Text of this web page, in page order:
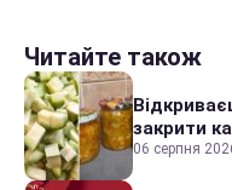
Читайте також
закрити
06 серпня